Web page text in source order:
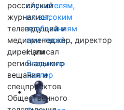
слушателям,
их высоким
требованиям
при такой…
Написал
Владимир
Таллер
российский
журналист,
телеведущий и
медиаменеджер, директор
дирекции
регионального
вещания и
спецпроектов
Общественного